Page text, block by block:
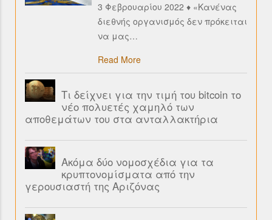
3 Φεβρουαρίου 2022 ♦ «Κανένας
διεθνής οργανισμός δεν πρόκειται
να μας…
Read More
Τι δείχνει για την τιμή του bitcoin το
νέο πολυετές χαμηλό των
αποθεμάτων του στα ανταλλακτήρια
Ακόμα δύο νομοσχέδια για τα
κρυπτονομίσματα από την
γερουσιαστή της Αριζόνας